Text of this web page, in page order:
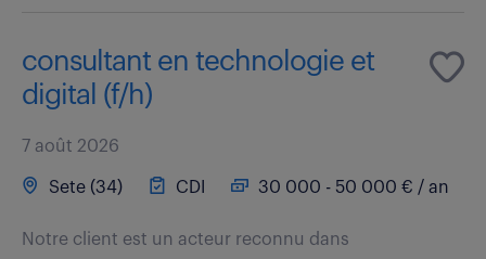
consultant en technologie et
digital (f/h)
7 août 2026
Sete (34) CDI 30 000 - 50 000 € / an
Notre client est un acteur reconnu dans